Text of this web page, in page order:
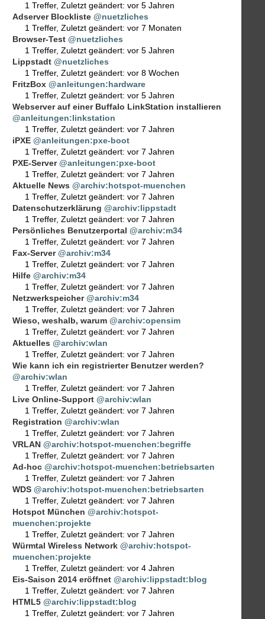
1 Treffer, Zuletzt geändert: vor 5 Jahren
Adserver Blockliste @nuetzliches
1 Treffer, Zuletzt geändert: vor 7 Monaten
Browser-Test @nuetzliches
1 Treffer, Zuletzt geändert: vor 5 Jahren
Lippstadt @nuetzliches
1 Treffer, Zuletzt geändert: vor 8 Wochen
FritzBox @anleitungen:hardware
1 Treffer, Zuletzt geändert: vor 5 Jahren
Webserver auf einer Buffalo LinkStation installieren
@anleitungen:linkstation
1 Treffer, Zuletzt geändert: vor 7 Jahren
iPXE @anleitungen:pxe-boot
1 Treffer, Zuletzt geändert: vor 7 Jahren
PXE-Server @anleitungen:pxe-boot
1 Treffer, Zuletzt geändert: vor 7 Jahren
Aktuelle News @archiv:hotspot-muenchen
1 Treffer, Zuletzt geändert: vor 7 Jahren
Datenschutzerklärung @archiv:lippstadt
1 Treffer, Zuletzt geändert: vor 7 Jahren
Persönliches Benutzerportal @archiv:m34
1 Treffer, Zuletzt geändert: vor 7 Jahren
Fax-Server @archiv:m34
1 Treffer, Zuletzt geändert: vor 7 Jahren
Hilfe @archiv:m34
1 Treffer, Zuletzt geändert: vor 7 Jahren
Netzwerkspeicher @archiv:m34
1 Treffer, Zuletzt geändert: vor 7 Jahren
Wieso, weshalb, warum @archiv:opensim
1 Treffer, Zuletzt geändert: vor 7 Jahren
Aktuelles @archiv:wlan
1 Treffer, Zuletzt geändert: vor 7 Jahren
Wie kann ich ein registrierter Benutzer werden?
@archiv:wlan
1 Treffer, Zuletzt geändert: vor 7 Jahren
Live Online-Support @archiv:wlan
1 Treffer, Zuletzt geändert: vor 7 Jahren
Registration @archiv:wlan
1 Treffer, Zuletzt geändert: vor 7 Jahren
VRLAN @archiv:hotspot-muenchen:begriffe
1 Treffer, Zuletzt geändert: vor 7 Jahren
Ad-hoc @archiv:hotspot-muenchen:betriebsarten
1 Treffer, Zuletzt geändert: vor 7 Jahren
WDS @archiv:hotspot-muenchen:betriebsarten
1 Treffer, Zuletzt geändert: vor 7 Jahren
Hotspot München @archiv:hotspot-
muenchen:projekte
1 Treffer, Zuletzt geändert: vor 7 Jahren
Würmtal Wireless Network @archiv:hotspot-
muenchen:projekte
1 Treffer, Zuletzt geändert: vor 4 Jahren
Eis-Saison 2014 eröffnet @archiv:lippstadt:blog
1 Treffer, Zuletzt geändert: vor 7 Jahren
HTML5 @archiv:lippstadt:blog
1 Treffer, Zuletzt geändert: vor 7 Jahren